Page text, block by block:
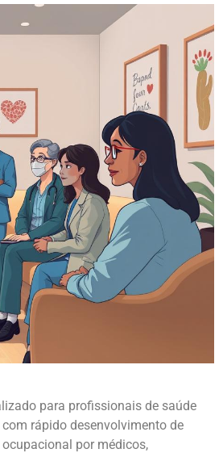
para profissionais de saúde
rápido desenvolvimento de
por médicos,